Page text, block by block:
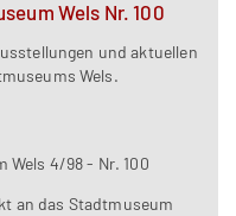
Wels Nr. 100
und aktuellen
Wels.
Wels 4/98 - Nr. 100
an das Stadtmuseum